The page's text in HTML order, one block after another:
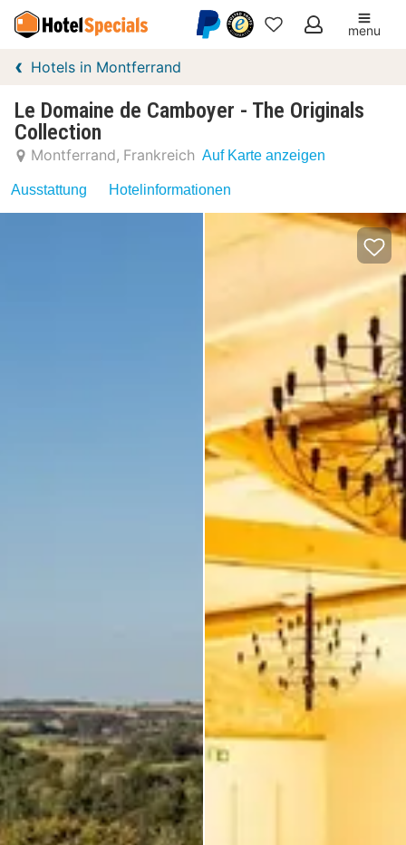
Meine
menu
Hotels in Montferrand
Le Domaine de Camboyer - The Originals
Collection
Montferrand Frankreich Auf Karte anzeigen
Ausstattung Hotelinformationen